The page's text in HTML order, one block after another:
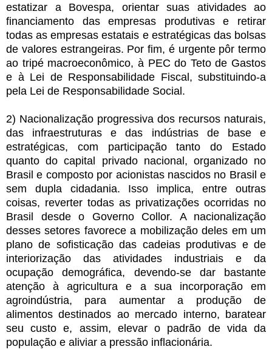
estatizar a Bovespa, orientar suas atividades ao
financiamento das empresas produtivas e retirar
todas as empresas estatais e estratégicas das bolsas
de valores estrangeiras. Por fim, é urgente pôr termo
ao tripé macroeconômico, à PEC do Teto de Gastos
e à Lei de Responsabilidade Fiscal, substituindo-a
pela Lei de Responsabilidade Social.
2) Nacionalização progressiva dos recursos naturais,
das infraestruturas e das indústrias de base e
estratégicas, com participação tanto do Estado
quanto do capital privado nacional, organizado no
Brasil e composto por acionistas nascidos no Brasil e
sem dupla cidadania. Isso implica, entre outras
coisas, reverter todas as privatizações ocorridas no
Brasil desde o Governo Collor. A nacionalização
desses setores favorece a mobilização deles em um
plano de sofisticação das cadeias produtivas e de
interiorização das atividades industriais e da
ocupação demográfica, devendo-se dar bastante
atenção à agricultura e a sua incorporação em
agroindústria, para aumentar a produção de
alimentos destinados ao mercado interno, baratear
seu custo e, assim, elevar o padrão de vida da
população e aliviar a pressão inflacionária.